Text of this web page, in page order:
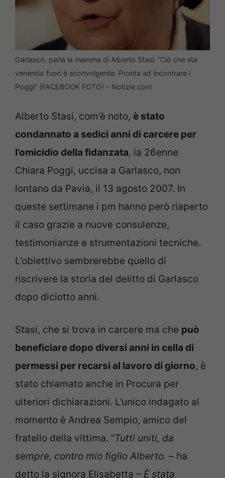
Garlasco, parla la mamma di Alberto Stasi: “Ciò che sta
venendo fuori è sconvolgente. Pronta ad incontrare i
Poggi” (FACEBOOK FOTO) – Notizie.com
Alberto Stasi, com’è noto, è stato
condannato a sedici anni di carcere per
l’omicidio della fidanzata, la 26enne
Chiara Poggi, uccisa a Garlasco, non
lontano da Pavia, il 13 agosto 2007. In
queste settimane i pm hanno però riaperto
il caso grazie a nuove consulenze,
testimonianze e strumentazioni tecniche.
L’obiettivo sembrerebbe quello di
riscrivere la storia del delitto di Garlasco
dopo diciotto anni.
Stasi, che si trova in carcere ma che può
beneficiare dopo diversi anni in cella di
permessi per recarsi al lavoro di giorno, è
stato chiamato anche in Procura per
ulteriori dichiarazioni. L’unico indagato al
momento è Andrea Sempio, amico del
fratello della vittima. “Tutti uniti, da
sempre, contro mio figlio Alberto. – ha
detto la signora Elisabetta – È stata